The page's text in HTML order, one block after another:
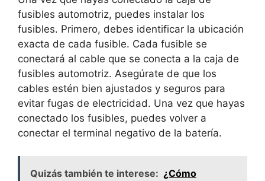
fusibles automotriz, puedes instalar los
fusibles. Primero, debes identificar la ubicación
exacta de cada fusible. Cada fusible se
conectará al cable que se conecta a la caja de
fusibles automotriz. Asegúrate de que los
cables estén bien ajustados y seguros para
evitar fugas de electricidad. Una vez que hayas
conectado los fusibles, puedes volver a
conectar el terminal negativo de la batería.
Quizás también te interese: ¿Cómo